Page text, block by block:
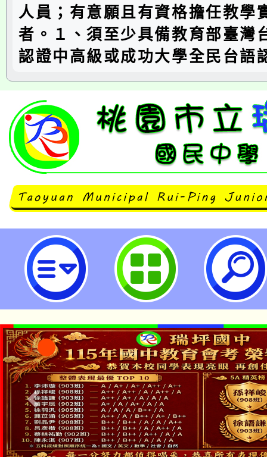
人員；有意願且有資格擔任教學
者。１、須至少具備教育部臺灣
認證中高級或成功大學全民台語
國立清華大學辦理「本土語教學實
習工作坊」-桃園市立瑞坪國民中學
「本色祭」8/29、30在